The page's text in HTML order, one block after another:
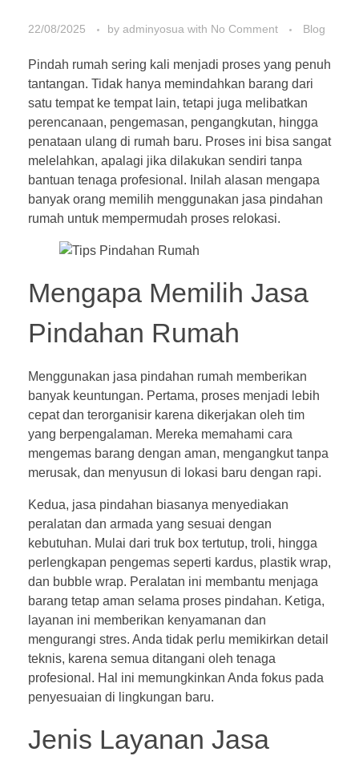
22/08/2025 by adminyosua with No Comment Blog
Pindah rumah sering kali menjadi proses yang penuh
tantangan. Tidak hanya memindahkan barang dari
satu tempat ke tempat lain, tetapi juga melibatkan
perencanaan, pengemasan, pengangkutan, hingga
penataan ulang di rumah baru. Proses ini bisa sangat
melelahkan, apalagi jika dilakukan sendiri tanpa
bantuan tenaga profesional. Inilah alasan mengapa
banyak orang memilih menggunakan jasa pindahan
rumah untuk mempermudah proses relokasi.
Mengapa Memilih Jasa
Pindahan Rumah
Menggunakan jasa pindahan rumah memberikan
banyak keuntungan. Pertama, proses menjadi lebih
cepat dan terorganisir karena dikerjakan oleh tim
yang berpengalaman. Mereka memahami cara
mengemas barang dengan aman, mengangkut tanpa
merusak, dan menyusun di lokasi baru dengan rapi.
Kedua, jasa pindahan biasanya menyediakan
peralatan dan armada yang sesuai dengan
kebutuhan. Mulai dari truk box tertutup, troli, hingga
perlengkapan pengemas seperti kardus, plastik wrap,
dan bubble wrap. Peralatan ini membantu menjaga
barang tetap aman selama proses pindahan. Ketiga,
layanan ini memberikan kenyamanan dan
mengurangi stres. Anda tidak perlu memikirkan detail
teknis, karena semua ditangani oleh tenaga
profesional. Hal ini memungkinkan Anda fokus pada
penyesuaian di lingkungan baru.
Jenis Layanan Jasa